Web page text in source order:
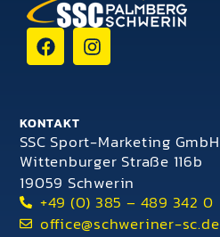
KONTAKT
SSC Sport-Marketing GmbH
Wittenburger Straße 116b
19059 Schwerin
+49 (0) 385 – 489 342 0
office@schweriner-sc.de